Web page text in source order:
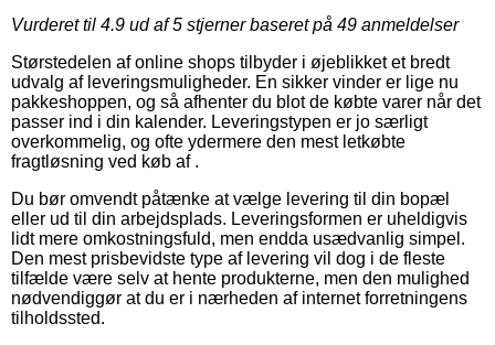
Vurderet til 4.9 ud af 5 stjerner baseret på 49 anmeldelser
Størstedelen af online shops tilbyder i øjeblikket et bredt
udvalg af leveringsmuligheder. En sikker vinder er lige nu
pakkeshoppen, og så afhenter du blot de købte varer når det
passer ind i din kalender. Leveringstypen er jo særligt
overkommelig, og ofte ydermere den mest letkøbte
fragtløsning ved køb af .
Du bør omvendt påtænke at vælge levering til din bopæl
eller ud til din arbejdsplads. Leveringsformen er uheldigvis
lidt mere omkostningsfuld, men endda usædvanlig simpel.
Den mest prisbevidste type af levering vil dog i de fleste
tilfælde være selv at hente produkterne, men den mulighed
nødvendiggør at du er i nærheden af internet forretningens
tilholdssted.